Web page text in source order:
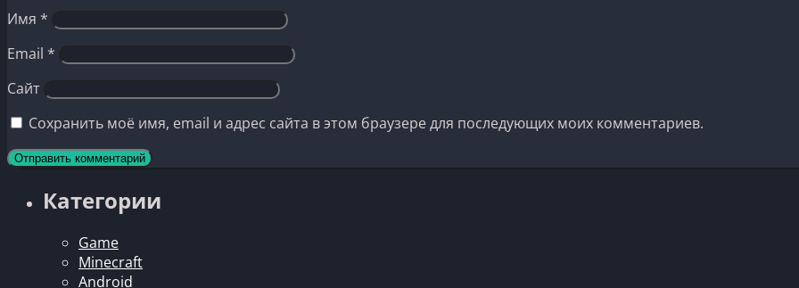
Имя *
Email *
Сайт
Сохранить моё имя, email и адрес сайта в этом браузере для последующих моих комментариев.
Категории
Game
Minecraft
Android